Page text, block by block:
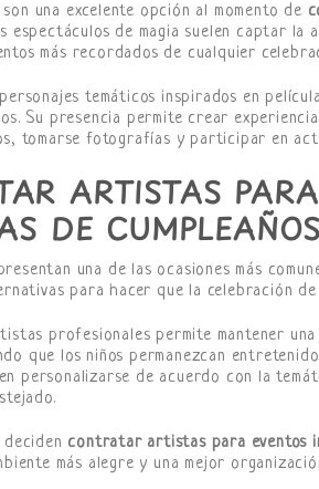
son una excelente opción al momento de
espectáculos de magia suelen captar
más recordados de cualquier
temáticos inspirados en
Su presencia permite crear
tomarse fotografías y participar en
ARTISTAS
DE CUMPLEAÑOS
una de las ocasiones más
para hacer que la celebración
profesionales permite mantener
que los niños permanezcan
personalizarse de acuerdo con la
deciden contratar artistas para eventos
más alegre y una mejor